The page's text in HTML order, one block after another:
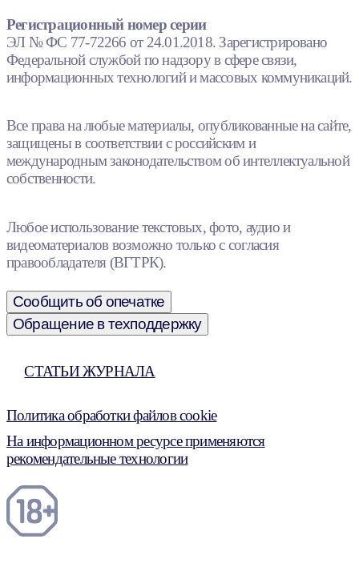
Регистрационный номер серии
ЭЛ № ФС 77-72266 от 24.01.2018. Зарегистрировано
Федеральной службой по надзору в сфере связи,
информационных технологий и массовых коммуникаций.
Все права на любые материалы, опубликованные на сайте,
защищены в соответствии с российским и
международным законодательством об интеллектуальной
собственности.
Любое использование текстовых, фото, аудио и
видеоматериалов возможно только с согласия
правообладателя (ВГТРК).
Сообщить об опечатке
Обращение в техподдержку
СТАТЬИ ЖУРНАЛА
Политика обработки файлов cookie
На информационном ресурсе применяются
рекомендательные технологии